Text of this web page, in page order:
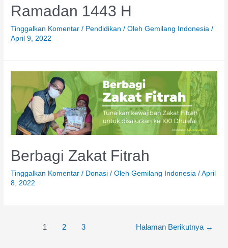
Ramadan 1443 H
Tinggalkan Komentar / Pendidikan / OlehGemilang Indonesia/
April 9, 2022
Berbagi Zakat Fitrah
Tinggalkan Komentar / Donasi / OlehGemilang Indonesia/April
8, 2022
1 2 3 Halaman Berikutnya →